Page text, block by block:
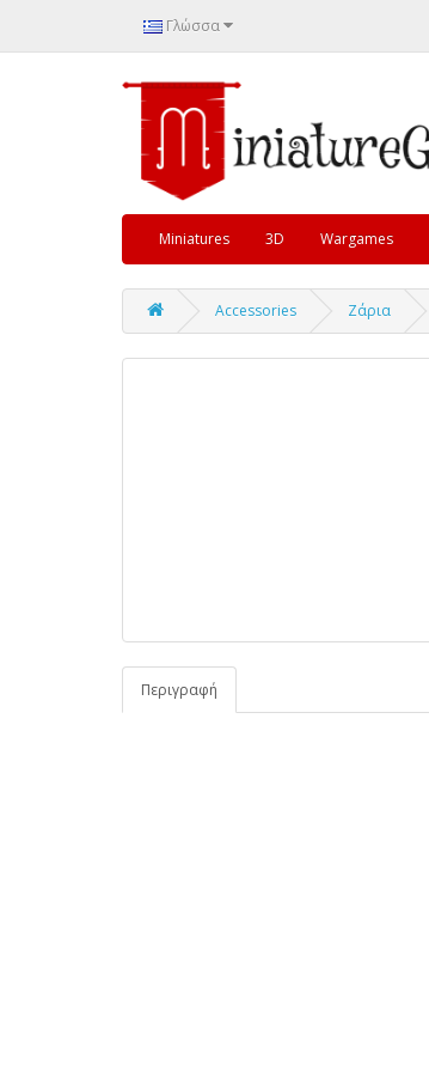
Γλώσσα
Miniatures 3D Wargames
Accessories Ζάρια
Περιγραφή